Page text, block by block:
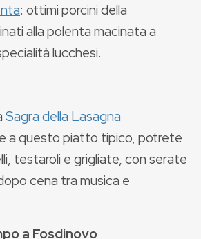
: ottimi porcini della
alla polenta macinata a
lucchesi.
Sagra della Lasagna
a questo piatto tipico, potrete
testaroli e grigliate, con serate
cena tra musica e
a Fosdinovo